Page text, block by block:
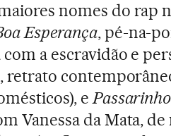
nomes do rap
Esperança, pé-na-
a escravidão e
, retrato
e
Vanessa da Mata,